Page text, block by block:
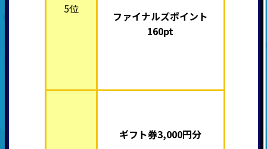
5位
ファイナルズポイント
160pt
ギフト券3,000円分